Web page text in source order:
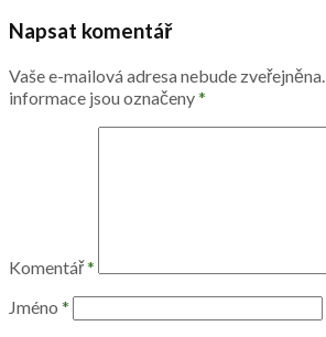
Napsat komentář
Vaše e-mailová adresa nebude zveřejněna.
informace jsou označeny*
Komentář*
Jméno *